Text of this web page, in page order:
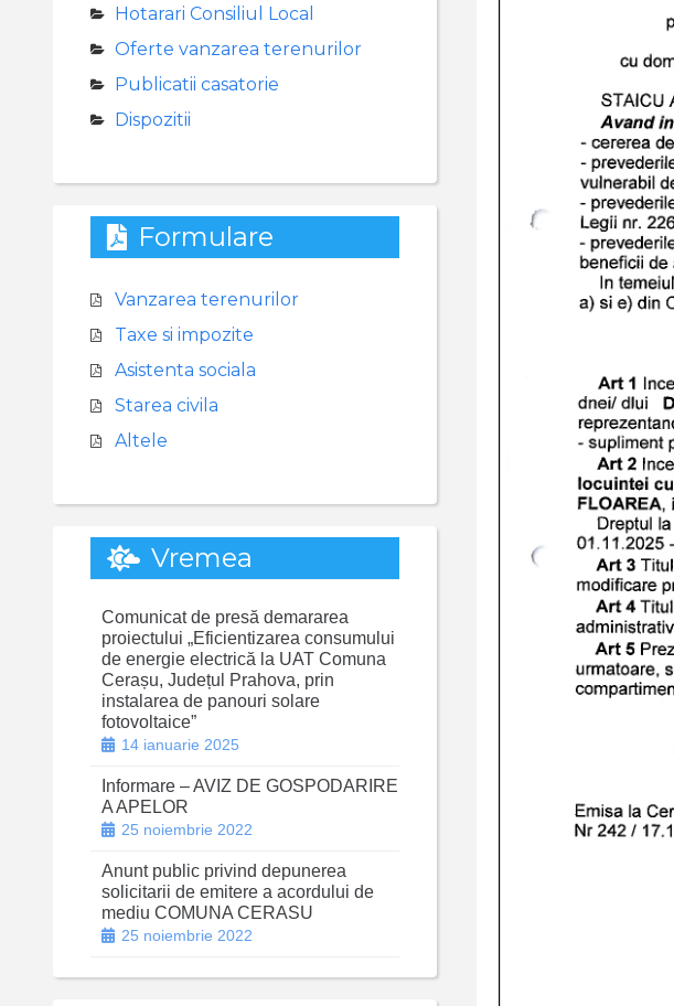
Hotarari Consiliul Local
Oferte vanzarea terenurilor
Publicatii casatorie
Dispozitii
Formulare
Vanzarea terenurilor
Taxe si impozite
Asistenta sociala
Starea civila
Altele
Vremea
Comunicat de presă demararea
proiectului „Eficientizarea consumului
de energie electrică la UAT Comuna
Cerașu, Județul Prahova, prin
instalarea de panouri solare
fotovoltaice”
14 ianuarie 2025
Informare – AVIZ DE GOSPODARIRE
A APELOR
25 noiembrie 2022
Anunt public privind depunerea
solicitarii de emitere a acordului de
mediu COMUNA CERASU
25 noiembrie 2022